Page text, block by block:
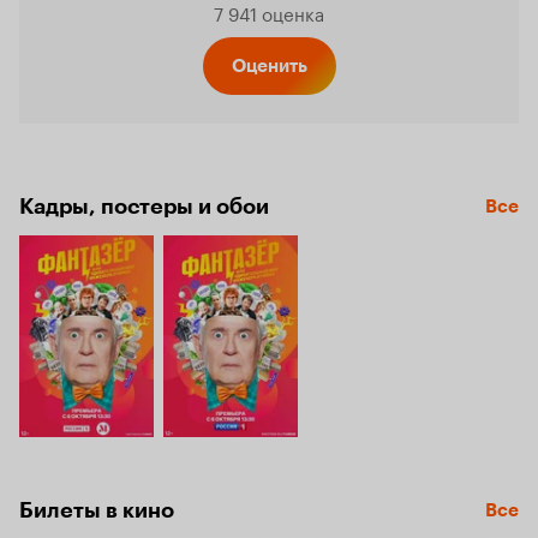
7.3
7 941 оценка
Оценить
Кадры, постеры и обои Все
Билеты в кино Все